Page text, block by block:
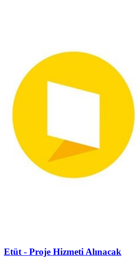
Etüt - Proje Hizmeti Alınacak